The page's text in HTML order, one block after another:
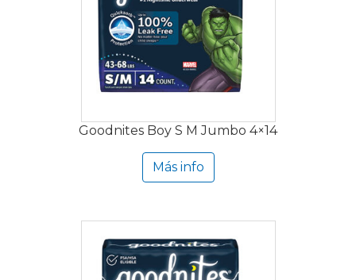
Goodnites Boy S M Jumbo 4×14
Más info